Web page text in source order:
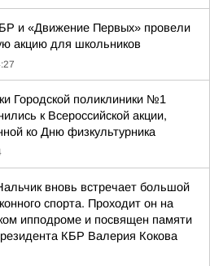
и «Движение Первых» провели
акцию для школьников
Городской поликлиники №1
к Всероссийской акции,
ко Дню физкультурника
вновь встречает большой
спорта. Проходит он на
ипподроме и посвящен памяти
КБР Валерия Кокова